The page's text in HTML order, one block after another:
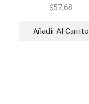
$57,68
Añadir Al Carrito